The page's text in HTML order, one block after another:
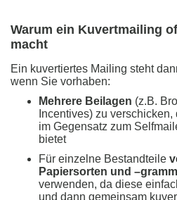
Warum ein Kuvertmailing
macht
Ein kuvertiertes Mailing steht
wenn Sie vorhaben:
Mehrere Beilagen (z.B.
Incentives) zu
im Gegensatz zum
bietet
Für einzelne Bestandteile
Papiersorten und
verwenden, da diese
und dann gemeinsam